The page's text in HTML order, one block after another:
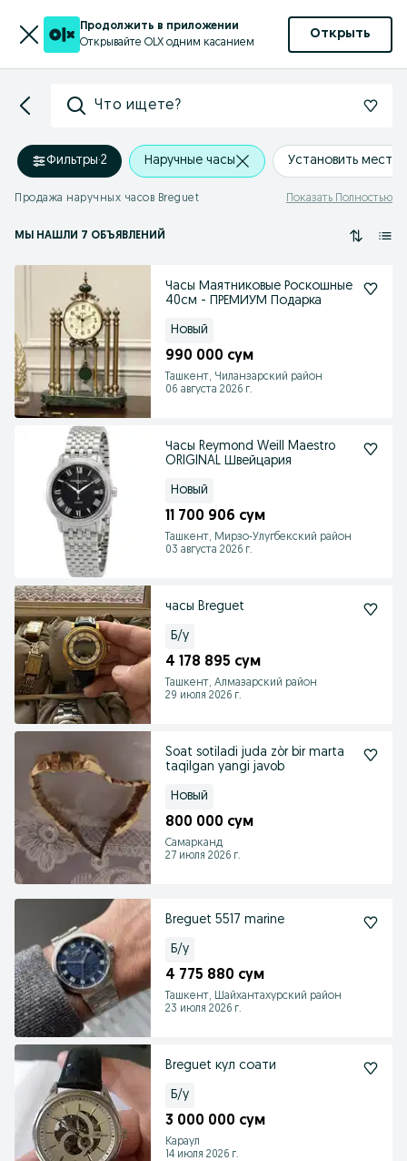
Продолжить в приложении
Открывайте OLX одним касанием
Открыть
Что ищете?
Фильтры·2 Наручные часы Установить
Продажа наручных часов Breguet Показать Полностью
МЫ НАШЛИ 7 ОБЪЯВЛЕНИЙ
Часы Маятниковые Роскошные
40см - ПРЕМИУМ Подарка
Новый
990 000 сум
Ташкент, Чиланзарский район
06 августа 2026 г.
Часы Reymond Weill Maestro
ORIGINAL Швейцария
Новый
11 700 906 сум
Ташкент, Мирзо-Улугбекский район
03 августа 2026 г.
часы Breguet
Б/у
4 178 895 сум
Ташкент, Алмазарский район
29 июля 2026 г.
Soat sotiladi juda zòr bir marta
taqilgan yangi javob
Новый
800 000 сум
Самарканд
27 июля 2026 г.
Breguet 5517 marine
Б/у
4 775 880 сум
Ташкент, Шайхантахурский район
23 июля 2026 г.
Breguet кул соати
Б/у
3 000 000 сум
Караул
14 июля 2026 г.